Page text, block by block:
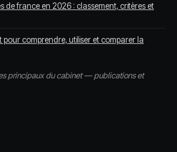
de france en 2026 : classement, critères et
pour comprendre, utiliser et comparer la
principaux du cabinet — publications et